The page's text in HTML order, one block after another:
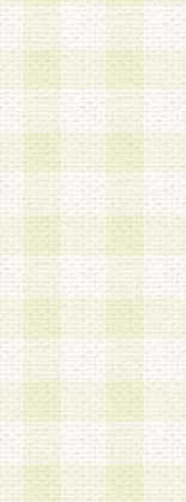
2.当社は、
会員情報を
人を識別で
社は事前に
3.前項の定
意を 得る
づき選定
できるもの
契約を締結
の注意を
a.本サービ
b.会員か
c.モバイル
実施もしく
d.その他こ